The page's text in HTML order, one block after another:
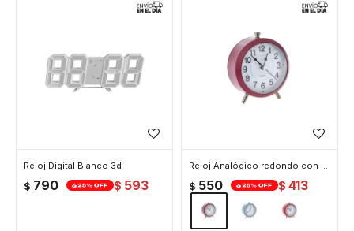
Reloj Digital Blanco 3d
$ 790 $ 593
Reloj Analógico redondo con patitas plateadas - Bordeaux
$ 550 $ 413